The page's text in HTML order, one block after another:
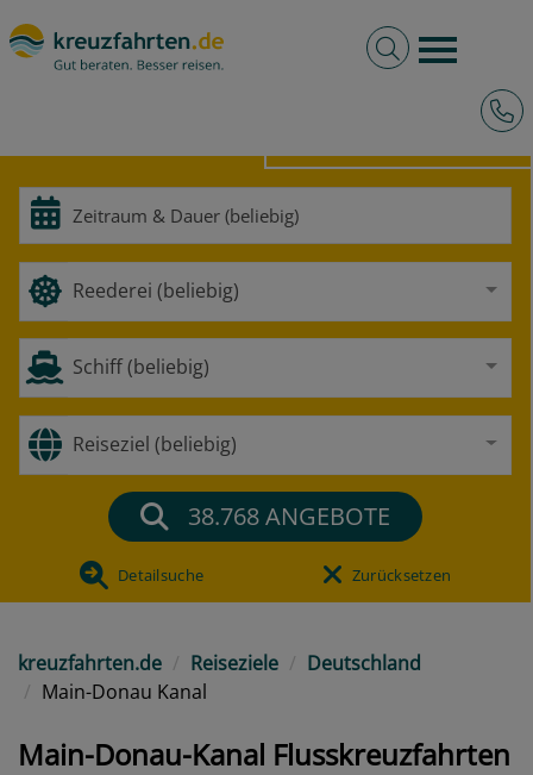
Burger
Volltextsuche
Reederei (beliebig)
Schiff (beliebig)
Reiseziel (beliebig)
38.768ANGEBOTE
Detailsuche Zurücksetzen
kreuzfahrten.de Reiseziele
Deutschland
Main-Donau Kanal
Main-Donau-Kanal Flusskreuzfahrten